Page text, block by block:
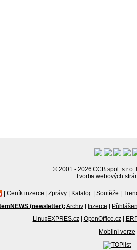
© 2001 - 2026 CCB spol. s r.o.
Tvorba webových
| Ceník inzerce | Zprávy | Katalog | Soutěže |
(newsletter): Archiv | Inzerce |
LinuxEXPRES.cz | OpenOffice.cz |
Mobilní verze